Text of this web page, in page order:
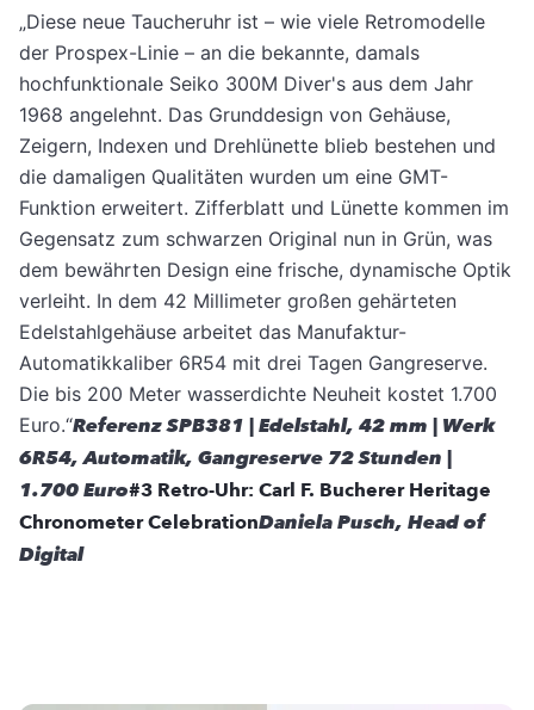
„Diese neue Taucheruhr ist – wie viele Retromodelle
der Prospex-Linie – an die bekannte, damals
hochfunktionale Seiko 300M Diver's aus dem Jahr
1968 angelehnt. Das Grunddesign von Gehäuse,
Zeigern, Indexen und Drehlünette blieb bestehen und
die damaligen Qualitäten wurden um eine GMT-
Funktion erweitert. Zifferblatt und Lünette kommen im
Gegensatz zum schwarzen Original nun in Grün, was
dem bewährten Design eine frische, dynamische Optik
verleiht. In dem 42 Millimeter großen gehärteten
Edelstahlgehäuse arbeitet das Manufaktur-
Automatikkaliber 6R54 mit drei Tagen Gangreserve.
Die bis 200 Meter wasserdichte Neuheit kostet 1.700
Euro.“Referenz SPB381 | Edelstahl, 42 mm | Werk
6R54, Automatik, Gangreserve 72 Stunden |
1.700 Euro#3 Retro-Uhr: Carl F. Bucherer Heritage
Chronometer CelebrationDaniela Pusch, Head of
Digital